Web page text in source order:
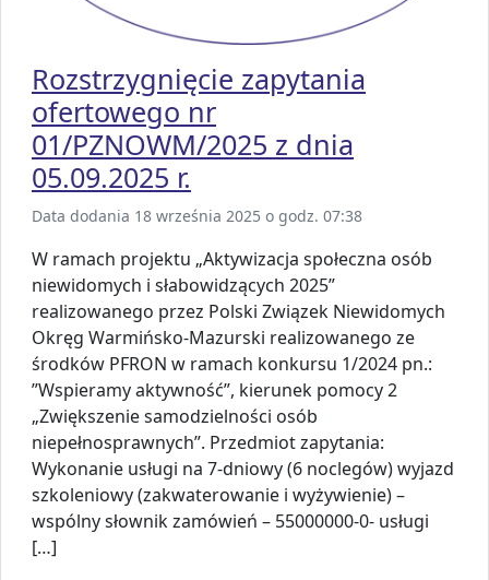
Rozstrzygnięcie zapytania
ofertowego nr
01/PZNOWM/2025 z dnia
05.09.2025 r.
Data dodania 18 września 2025 o godz. 07:38
W ramach projektu „Aktywizacja społeczna osób
niewidomych i słabowidzących 2025”
realizowanego przez Polski Związek Niewidomych
Okręg Warmińsko-Mazurski realizowanego ze
środków PFRON w ramach konkursu 1/2024 pn.:
”Wspieramy aktywność”, kierunek pomocy 2
„Zwiększenie samodzielności osób
niepełnosprawnych”. Przedmiot zapytania:
Wykonanie usługi na 7-dniowy (6 noclegów) wyjazd
szkoleniowy (zakwaterowanie i wyżywienie) –
wspólny słownik zamówień – 55000000-0- usługi
[…]